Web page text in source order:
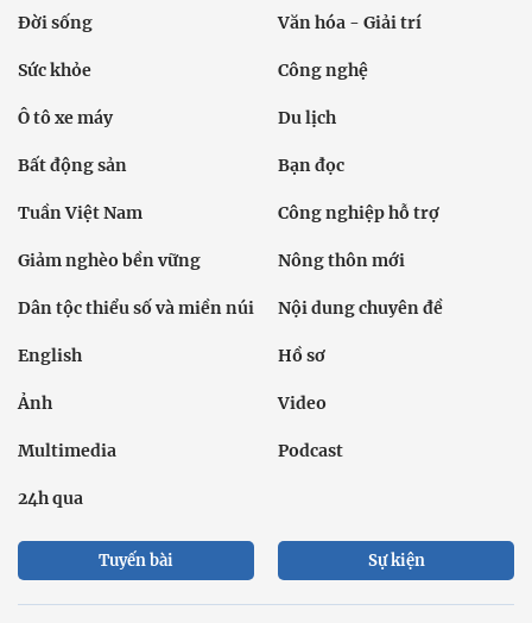
Đời sống Văn hóa - Giải trí
Sức khỏe Công nghệ
Ô tô xe máy Du lịch
Bất động sản Bạn đọc
Tuần Việt Nam Công nghiệp hỗ trợ
Giảm nghèo bền vững Nông thôn mới
Dân tộc thiểu số và miền núi Nội dung chuyên đề
English Hồ sơ
Ảnh Video
Multimedia Podcast
24h qua
Tuyến bài Sự kiện